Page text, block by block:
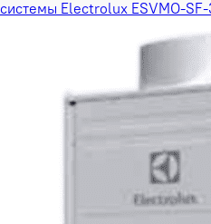
системы Electrolux ESVMO-